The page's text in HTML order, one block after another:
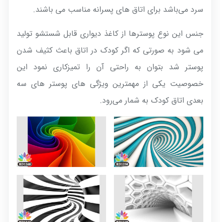
سرد می‌باشد برای اتاق های پسرانه مناسب می باشند.
جنس این نوع پوسترها از کاغذ دیواری قابل شستشو تولید
می شود به صورتی که اگر کودک در اتاق باعث کثیف شدن
پوستر شد بتوان به راحتی آن را تمیزکاری نمود این
خصوصیت یکی از مهمترین ویژگی های پوستر های سه
بعدی اتاق کودک به شمار می‌رود.